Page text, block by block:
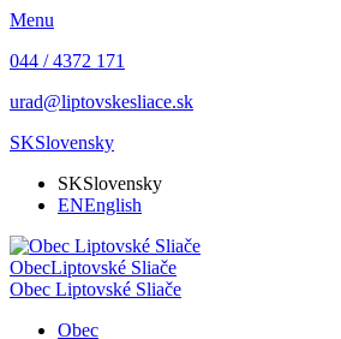
Menu
044 / 4372 171
urad@liptovskesliace.sk
SKSlovensky
SKSlovensky
ENEnglish
ObecLiptovské Sliače
Obec Liptovské Sliače
Obec